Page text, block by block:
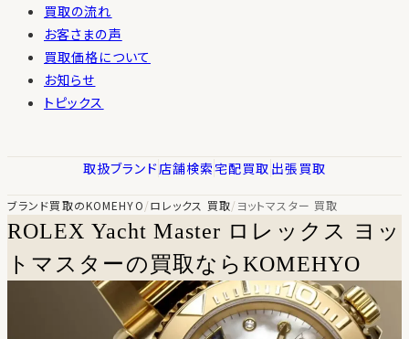
買取の流れ
お客さまの声
買取価格について
お知らせ
トピックス
取扱ブランド店舗検索宅配買取 出張買取
ブランド買取のKOMEHYO/ロレックス 買取/ ヨットマスター 買取
ROLEX Yacht Master ロレックス ヨッ
トマスターの買取ならKOMEHYO